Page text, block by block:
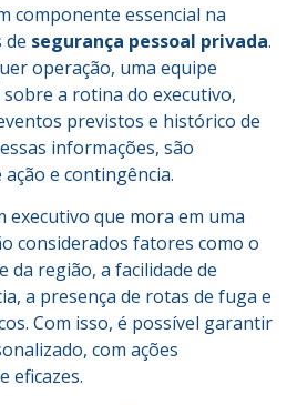
componente essencial na
de segurança pessoal privada.
operação, uma equipe
a rotina do executivo,
previstos e histórico de
informações, são
e contingência.
executivo que mora em uma
considerados fatores como o
da região, a facilidade de
a presença de rotas de fuga e
Com isso, é possível garantir
com ações
eficazes.